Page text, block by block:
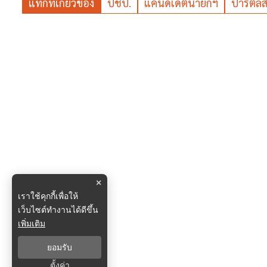
แท็กที่เกี่ยวข้อง ปชป. แคนดิเดตนายกฯ ปาร์ตี้ลิ
×
เราใช้คุกกี้เพื่อให้
เว็บไซต์ทำงานได้ดีขึ้น
เพิ่มเติม
ยอมรับ